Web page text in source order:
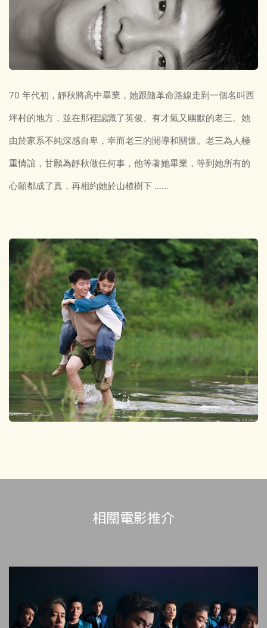
70 年代初，靜秋將高中畢業，她跟隨革命路線走到一個名叫西
坪村的地方，並在那裡認識了英俊、有才氣又幽默的老三。她
由於家系不純深感自卑，幸而老三的開導和關懷。老三為人極
重情誼，甘願為靜秋做任何事，他等著她畢業，等到她所有的
心願都成了真，再相約她於山楂樹下 ……
相關電影推介